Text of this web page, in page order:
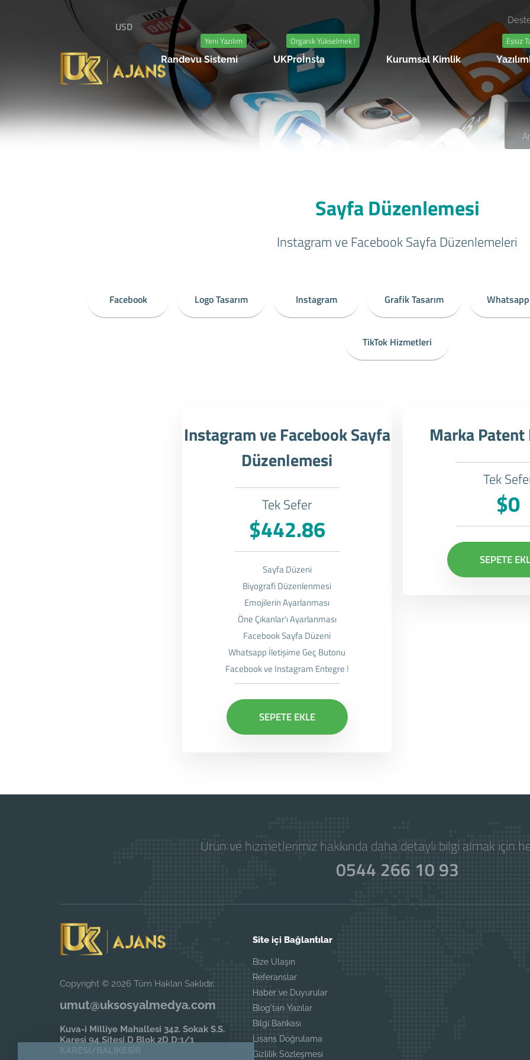
USD
Yeni Yazılım
Randevu Sistemi
Organik Yükselmek !
UKProİnsta Kurumsal Kimlik
Eşsiz
Sayfa Düzenlemesi
Instagram ve Facebook Sayfa Düzenlemeleri
Facebook Logo Tasarım Instagram Grafik Tasarım
TikTok Hizmetleri
Instagram ve Facebook Sayfa
Düzenlemesi
Tek Sefer
$442.86
Sayfa Düzeni
Biyografi Düzenlenmesi
Emojilerin Ayarlanması
Öne Çıkanlar'ı Ayarlanması
Facebook Sayfa Düzeni
Whatsapp İletişime Geç Butonu
Facebook ve Instagram Entegre !
SEPETE EKLE
Marka
Tek
$0
SEPETE
Ürün ve hizmetlerimiz hakkında daha detaylı bilgi almak için
0544 266 10 93
Copyright © 2026 Tüm Hakları Saklıdır.
umut@uksosyalmedya.com
Kuva-i Milliye Mahallesi 342. Sokak S.S.
Karesi 94 Sitesi D Blok 2D D:1/1
Site içi Bağlantılar
Bize Ulaşın
Referanslar
Haber ve Duyurular
Blog'tan Yazılar
Bilgi Bankası
Lisans Doğrulama
Gizlilik Sözleşmesi